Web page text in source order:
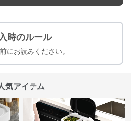
時のルール
にお読みください。
気アイテム